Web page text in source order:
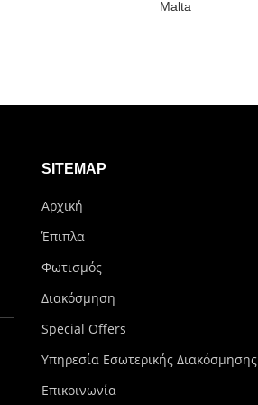
Malta
SITEMAP
Αρχική
Έπιπλα
Φωτισμός
Διακόσμηση
Special Offers
Υπηρεσία Εσωτερικής Διακόσμησης
Επικοινωνία